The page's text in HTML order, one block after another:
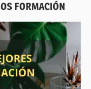
FORMACIÓN